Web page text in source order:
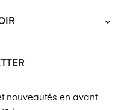

nouveautés en avant